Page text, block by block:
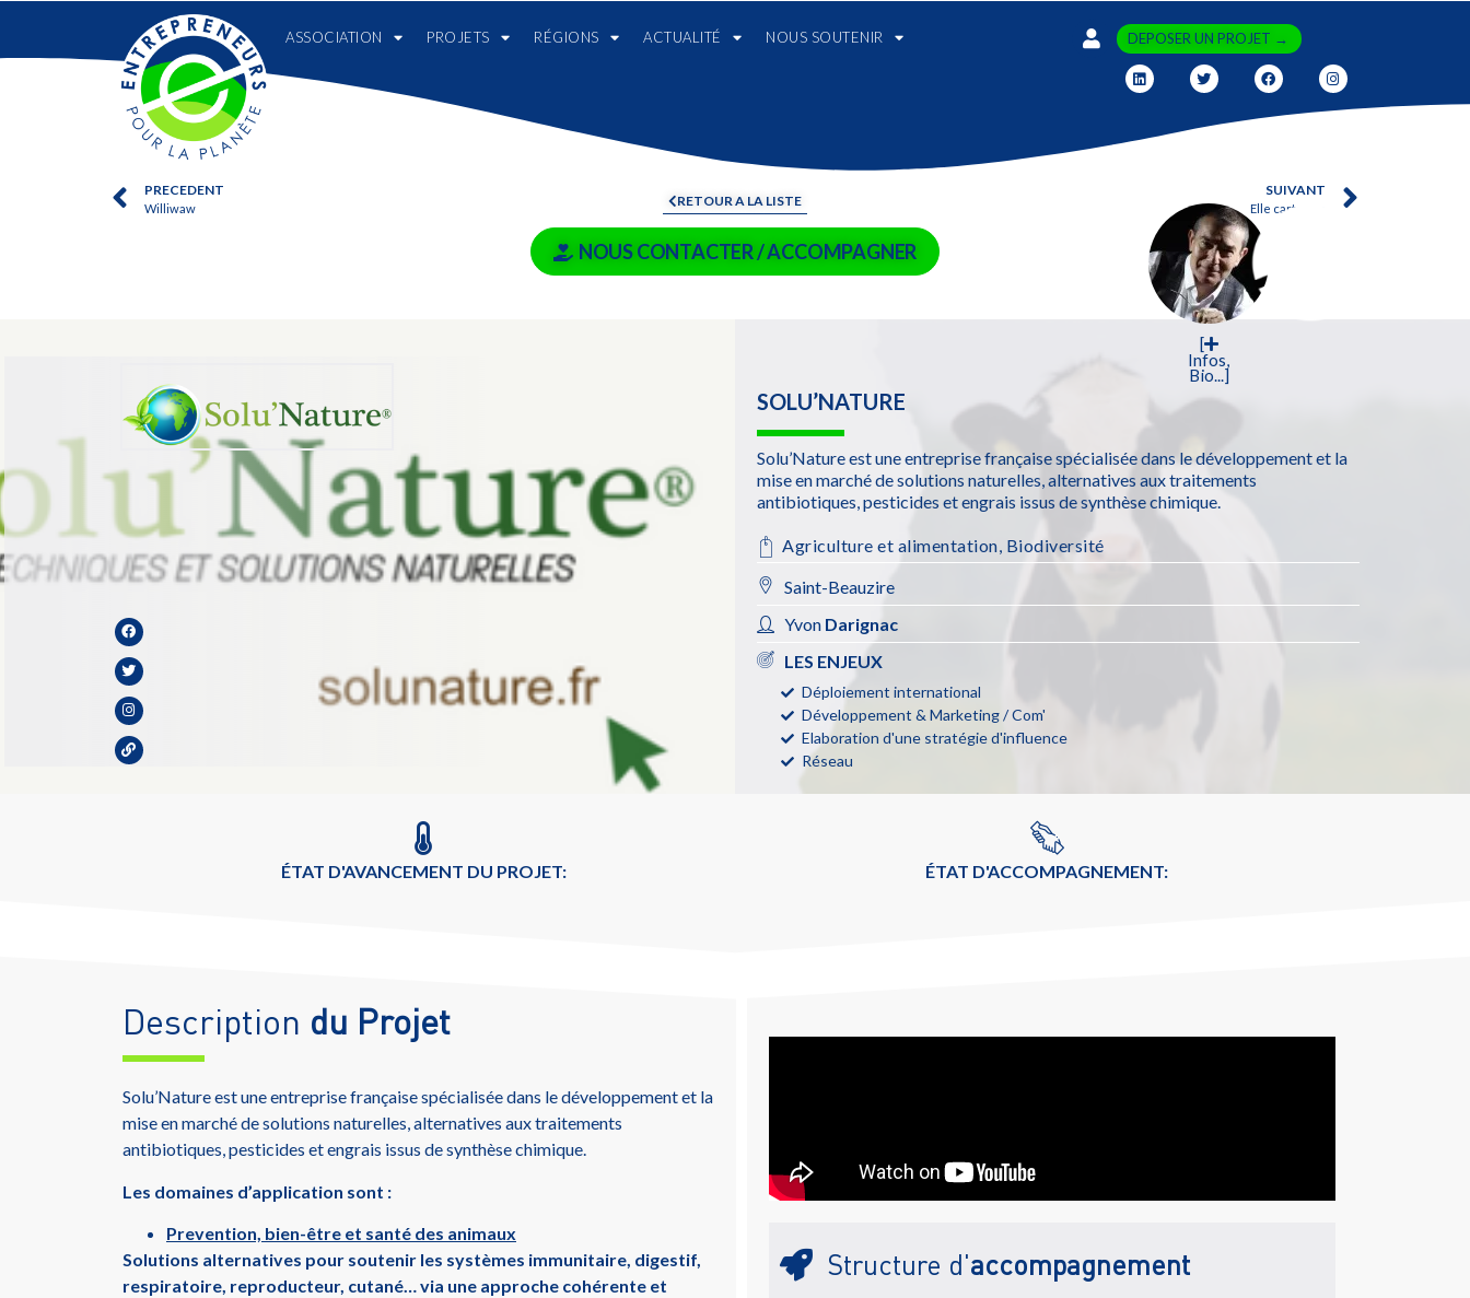
ASSOCIATION PROJETS RÉGIONS ACTUALITÉ NOUS SOUTENIR DEPOSER UN PROJET →
RETOUR A LA LISTE
PRECEDENT
Williwaw
SUIVANT
Elle cartonne
NOUS CONTACTER / ACCOMPAGNER
[
Infos,
Bio...]
SOLU’NATURE
Solu’Nature est une entreprise française spécialisée dans le développement et la
mise en marché de solutions naturelles, alternatives aux traitements
antibiotiques, pesticides et engrais issus de synthèse chimique.
Agriculture et alimentation, Biodiversité
Saint-Beauzire
Yvon Darignac
LES ENJEUX
Déploiement international
Développement & Marketing / Com'
Elaboration d'une stratégie d'influence
Réseau
ÉTAT D'AVANCEMENT DU PROJET: ÉTAT D'ACCOMPAGNEMENT:
Description du Projet
Solu’Nature est une entreprise française spécialisée dans le développement et la
mise en marché de solutions naturelles, alternatives aux traitements
antibiotiques, pesticides et engrais issus de synthèse chimique.
Les domaines d’application sont :
Prevention, bien-être et santé des animaux
Solutions alternatives pour soutenir les systèmes immunitaire, digestif,
respiratoire, reproducteur, cutané… via une approche cohérente et
Structure d'accompagnement